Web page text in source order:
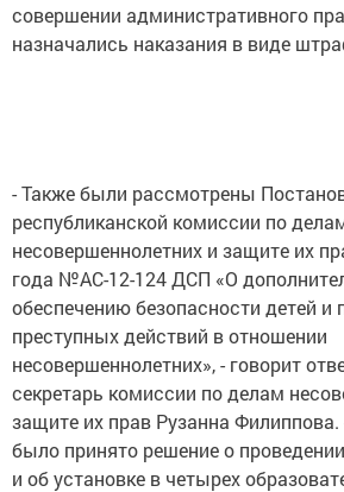
совершении административного
назначались наказания в виде
- Также были рассмотрены
республиканской комиссии по
несовершеннолетних и защите их
года №АС-12-124 ДСП «О
обеспечению безопасности детей
преступных действий в отношении
несовершеннолетних», - говорит
секретарь комиссии по делам
защите их прав Рузанна
было принято решение о
и об установке в четырех